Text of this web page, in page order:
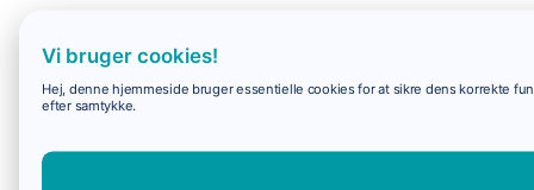
Vi bruger cookies!
Hej, denne hjemmeside bruger essentielle cookies for at sikre dens korrekte
efter samtykke.